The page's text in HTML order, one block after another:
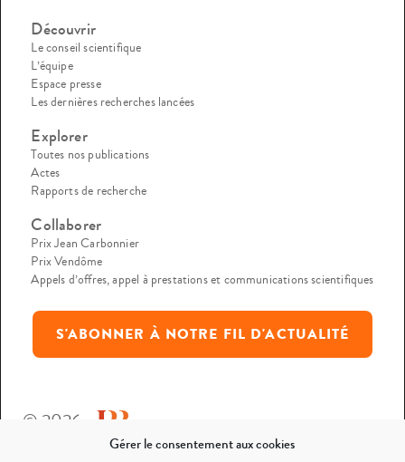
Gérer le consentement aux cookies
Découvrir
Le conseil scientifique
L’équipe
Espace presse
Les dernières recherches lancées
Explorer
Toutes nos publications
Actes
Rapports de recherche
Collaborer
Prix Jean Carbonnier
Prix Vendôme
Appels d’offres, appel à prestations et communications scientifiques
S'ABONNER À NOTRE FIL D'ACTUALITÉ
© 2026